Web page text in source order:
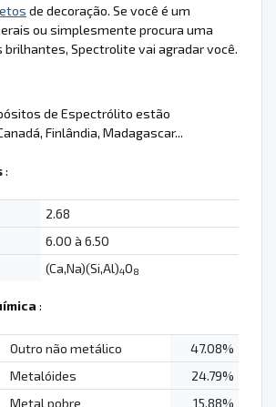
de decoração. Se você é um
ou simplesmente procura uma
brilhantes, Spectrolite vai agradar você.
de Espectrólito estão
Finlândia, Madagascar...
:
2.68
6.00 à 6.50
(Ca,Na)(Si,Al)4O8
:
Outro não metálico
47.08%
Metalóides
24.79%
Metal pobre 15.88%